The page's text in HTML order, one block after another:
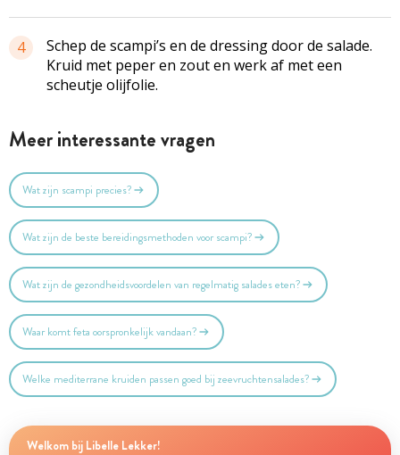
4
Schep de scampi’s en de dressing door de salade.
Kruid met peper en zout en werk af met een
scheutje olijfolie.
Meer interessante vragen
Wat zijn scampi precies?
Wat zijn de beste bereidingsmethoden voor scampi?
Wat zijn de gezondheidsvoordelen van regelmatig salades eten?
Waar komt feta oorspronkelijk vandaan?
Welke mediterrane kruiden passen goed bij zeevruchtensalades?
Welkom bij Libelle Lekker!